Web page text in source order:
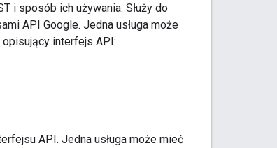
i sposób ich używania. Służy do
API Google. Jedna usługa może
opisujący interfejs API:
API. Jedna usługa może mieć